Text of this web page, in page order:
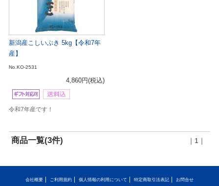
新潟産こしいぶき 5kg【令和7年
産】
No.KO-2531
4,860円(税込)
令和7年産です！
商品一覧(3件) ｜1｜
会社概要 ご利用規約 個人情報の利用について 特定商取引法表記 お問合せ